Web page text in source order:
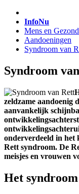
InfoNu
Mens en
Aandoeningen
Syndroom van
Syndroom
zeldzame aandoenig
aanvankelijk
onderverdeeld in het
Rett syndroom. De
meisjes en vrouwen
Het